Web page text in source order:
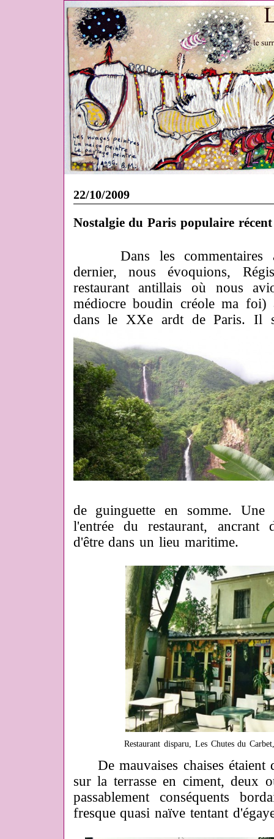
22/10/2009
Nostalgie du Paris populaire récent
Dans les commentaires
dernier, nous évoquions,
restaurant antillais où nous
médiocre boudin créole ma
dans le XXe ardt de Paris. Il
de guinguette en somme. Une
l'entrée du restaurant, ancrant
d'être dans un lieu maritime.
Restaurant disparu, Les Chutes du
De mauvaises chaises étaient
sur la terrasse en ciment, deux
passablement conséquents
fresque quasi naïve tentant